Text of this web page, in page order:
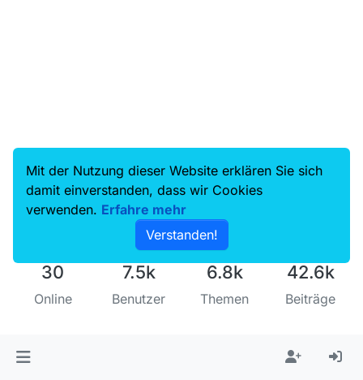
30
Online
7.5k
Benutzer
6.8k
Themen
42.6k
Beiträge
Mit der Nutzung dieser Website erklären Sie sich
damit einverstanden, dass wir Cookies
verwenden. Erfahre mehr
Verstanden!